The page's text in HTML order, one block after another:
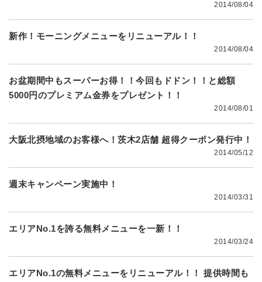
2014/08/04
新作！モーニングメニューをリニューアル！！
2014/08/04
お盆期間中もスーパーお得！！今回もドドン！！と総額
5000円のプレミアム金券をプレゼント！！
2014/08/01
大阪北摂地域のお客様へ！茨木2店舗 超得クーポン発行中！
2014/05/12
週末キャンペーン実施中！
2014/03/31
エリアNo.1を誇る無料メニューを一新！！
2014/03/24
エリアNo.1の無料メニューをリニューアル！！ 提供時間も